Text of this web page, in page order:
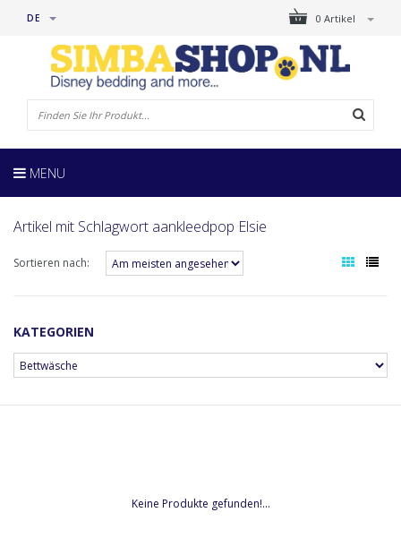
0 Artikel
DE
MENU
Artikel mit Schlagwort aankleedpop Elsie
Sortieren nach:
KATEGORIEN
Keine Produkte gefunden!...